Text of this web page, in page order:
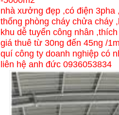
nhà xưởng đẹp ,có điện 3pha
thống phòng cháy chửa cháy
khu dễ tuyển công nhân
giá thuê từ 30ng đến 45ng /
quí công ty doanh nghiệp có
liên hệ anh đức 0936053834